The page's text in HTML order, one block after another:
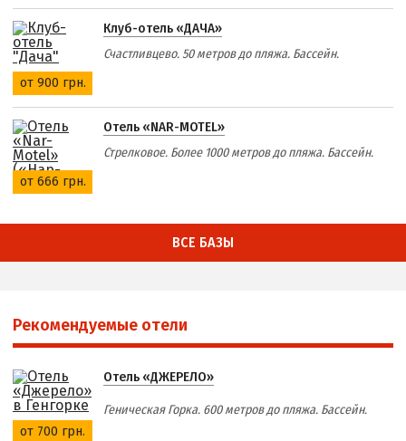
от 900 грн.
Клуб-отель «ДАЧА»
Счастливцево. 50 метров до пляжа. Бассейн.
от 666 грн.
Отель «NAR-MOTEL»
Стрелковое. Более 1000 метров до пляжа. Бассейн.
ВСЕ БАЗЫ
Рекомендуемые отели
от 700 грн.
Отель «ДЖЕРЕЛО»
Геническая Горка. 600 метров до пляжа. Бассейн.